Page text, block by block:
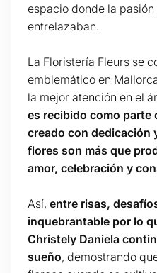
espacio donde la
entrelazaban.
La Floristería Fleurs se
emblemático en
la mejor atención en el
es recibido como parte
creado con dedicación
flores son más que
amor, celebración y
Así, entre risas,
inquebrantable por lo
Christely Daniela
sueño, demostrando